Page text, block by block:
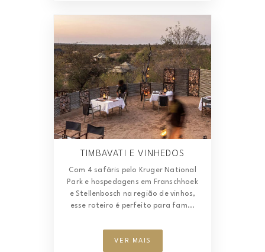
TIMBAVATI E VINHEDOS
Com 4 safáris pelo Kruger National
Park e hospedagens em Franschhoek
e Stellenbosch na região de vinhos,
esse roteiro é perfeito para fam...
VER MAIS